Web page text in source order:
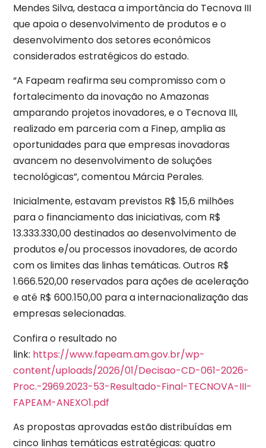
Mendes Silva, destaca a importância do Tecnova III
que apoia o desenvolvimento de produtos e o
desenvolvimento dos setores econômicos
considerados estratégicos do estado.
“A Fapeam reafirma seu compromisso com o
fortalecimento da inovação no Amazonas
amparando projetos inovadores, e o Tecnova III,
realizado em parceria com a Finep, amplia as
oportunidades para que empresas inovadoras
avancem no desenvolvimento de soluções
tecnológicas”, comentou Márcia Perales.
Inicialmente, estavam previstos R$ 15,6 milhões
para o financiamento das iniciativas, com R$
13.333.330,00 destinados ao desenvolvimento de
produtos e/ou processos inovadores, de acordo
com os limites das linhas temáticas. Outros R$
1.666.520,00 reservados para ações de aceleração
e até R$ 600.150,00 para a internacionalização das
empresas selecionadas.
Confira o resultado no
link: https://www.fapeam.am.gov.br/wp-
content/uploads/2026/01/Decisao-CD-061-2026-
Proc.-2969.2023-53-Resultado-Final-TECNOVA-III-
FAPEAM-ANEXO1.pdf
As propostas aprovadas estão distribuídas em
cinco linhas temáticas estratégicas: quatro